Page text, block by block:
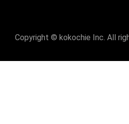
Copyright © kokochie Inc. All